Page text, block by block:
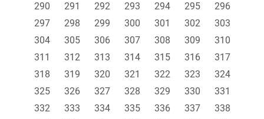
290
291 292 293 294 295
296
297
298 299 300 301 302
303
304
305 306 307 308 309
310
311
312 313 314 315 316
317
318
319 320 321 322 323
324
325
326 327 328 329 330
331
332
333 334 335 336 337
338